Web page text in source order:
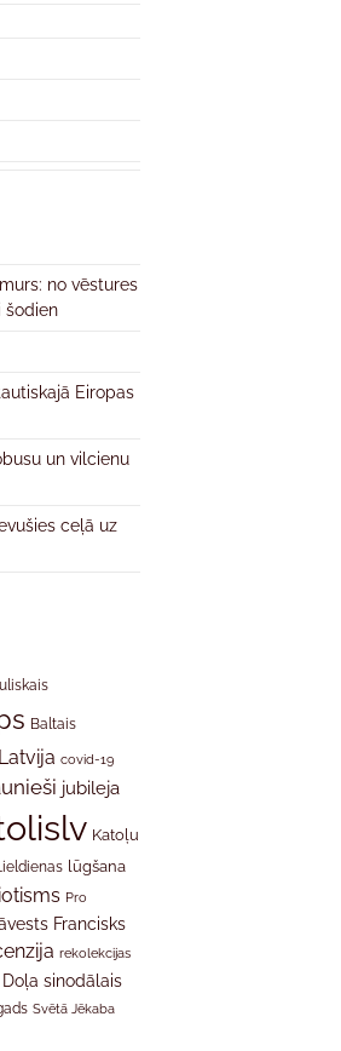
no vēstures
šodien
Eiropas
un vilcienu
ceļā uz
Baltais
covid-19
jubileja
Katoļu
lūgšana
Pro
Francisks
rekolekcijas
sinodālais
Svētā Jēkaba